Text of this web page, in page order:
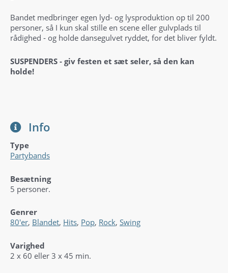
Bandet medbringer egen lyd- og lysproduktion op til 200
personer, så I kun skal stille en scene eller gulvplads til
rådighed ‑ og holde dansegulvet ryddet, for det bliver fyldt.
SUSPENDERS ‑ giv festen et sæt seler, så den kan
holde!
Info
Type
Partybands
Besætning
5 personer.
Genrer
80'er, Blandet, Hits, Pop, Rock, Swing
Varighed
2 x 60 eller 3 x 45 min.